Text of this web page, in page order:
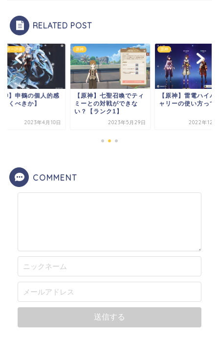
RELATED POST
クター評価
神】申鶴の個人的感
引くべきか】
2023年4月10日
原神
【原神】七聖召喚でティ
ミーとの対戦ができな
い？【ランク1】
2023年5月29日
原神
【原神】雷電ハイパ
ャリーの使い方って
2022年12
COMMENT